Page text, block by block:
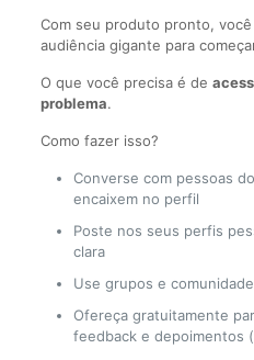
Com seu produto pronto,
audiência gigante para
O que você precisa é de
problema.
Como fazer isso?
Converse com pessoas
encaixem no perfil
Poste nos seus perfis
clara
Use grupos e
Ofereça gratuitamente
feedback e depoimentos